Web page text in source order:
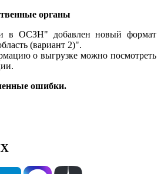
органы
в ОСЗН" добавлен новый формат
(вариант 2)".
о выгрузке можно посмотреть
ошибки.